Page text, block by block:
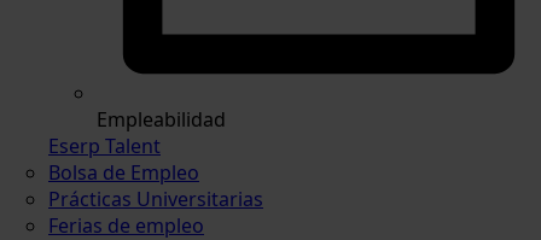
Empleabilidad
Eserp Talent
Bolsa de Empleo
Prácticas Universitarias
Ferias de empleo